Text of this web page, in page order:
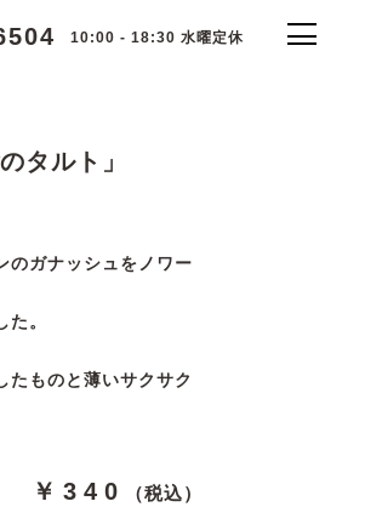
10:00 - 18:30 水曜定休
タルト」
のガナッシュをノワー
。
たものと薄いサクサク
￥340 （税込）